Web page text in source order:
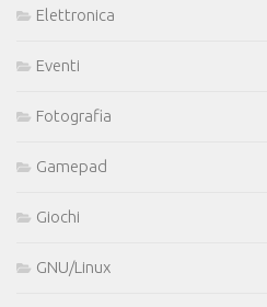
Elettronica
Eventi
Fotografia
Gamepad
Giochi
GNU/Linux